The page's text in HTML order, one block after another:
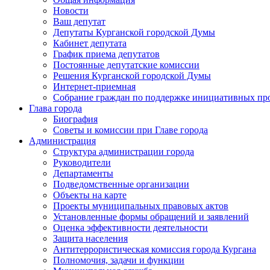
Новости
Ваш депутат
Депутаты Курганской городской Думы
Кабинет депутата
График приема депутатов
Постоянные депутатские комиссии
Решения Курганской городской Думы
Интернет-приемная
Собрание граждан по поддержке инициативных
Глава города
Биография
Советы и комиссии при Главе города
Администрация
Структура администрации города
Руководители
Департаменты
Подведомственные организации
Объекты на карте
Проекты муниципальных правовых актов
Установленные формы обращений и заявлений
Оценка эффективности деятельности
Защита населения
Антитеррористическая комиссия города Кургана
Полномочия, задачи и функции